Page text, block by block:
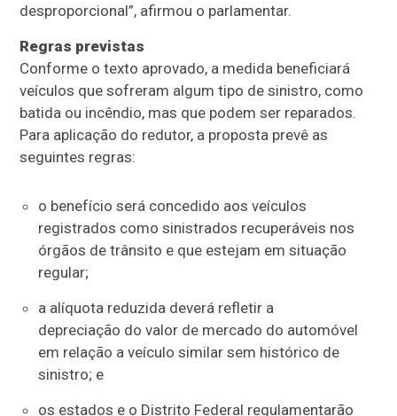
desproporcional”, afirmou o parlamentar.
Regras previstas
Conforme o texto aprovado, a medida beneficiará
veículos que sofreram algum tipo de sinistro, como
batida ou incêndio, mas que podem ser reparados.
Para aplicação do redutor, a proposta prevê as
seguintes regras:
o benefício será concedido aos veículos
registrados como sinistrados recuperáveis nos
órgãos de trânsito e que estejam em situação
regular;
a alíquota reduzida deverá refletir a
depreciação do valor de mercado do automóvel
em relação a veículo similar sem histórico de
sinistro; e
os estados e o Distrito Federal regulamentarão